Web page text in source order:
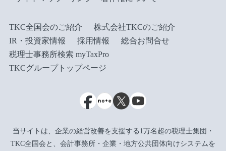
TKC全国会のご紹介
株式会社TKCのご紹介
IR・投資家情報
採用情報
総合お問合せ
税理士事務所検索 myTaxPro
TKCグループトップページ
当サイトは、企業の経営改善を支援する1万名超の税理士集団・
TKC全国会と、会計事務所・企業・地方公共団体向けシステムを